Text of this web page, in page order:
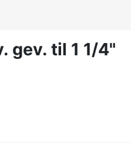
gev. til 1 1/4"